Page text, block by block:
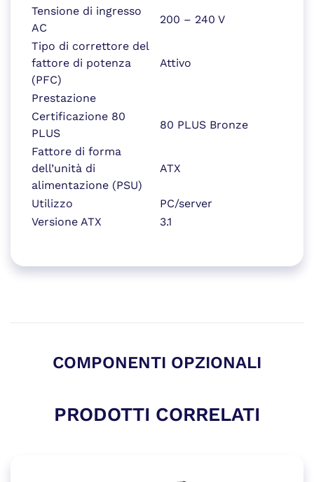
Tensione di ingresso
AC
200 – 240 V
Tipo di correttore del
fattore di potenza
(PFC)
Attivo
Prestazione
Certificazione 80
PLUS
80 PLUS Bronze
Fattore di forma
dell’unità di
alimentazione (PSU)
ATX
Utilizzo
PC/server
Versione ATX
3.1
COMPONENTI OPZIONALI
PRODOTTI CORRELATI